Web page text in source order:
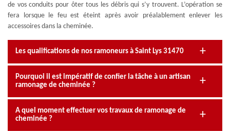
de vos conduits pour ôter tous les débris qui s’y trouvent. L’opération se
fera lorsque le feu est éteint après avoir préalablement enlever les
accessoires dans la cheminée.
Les qualifications de nos ramoneurs à Saint Lys 31470
Pourquoi il est impératif de confier la tâche à un artisan
ramonage de cheminée ?
A quel moment effectuer vos travaux de ramonage de
cheminée ?